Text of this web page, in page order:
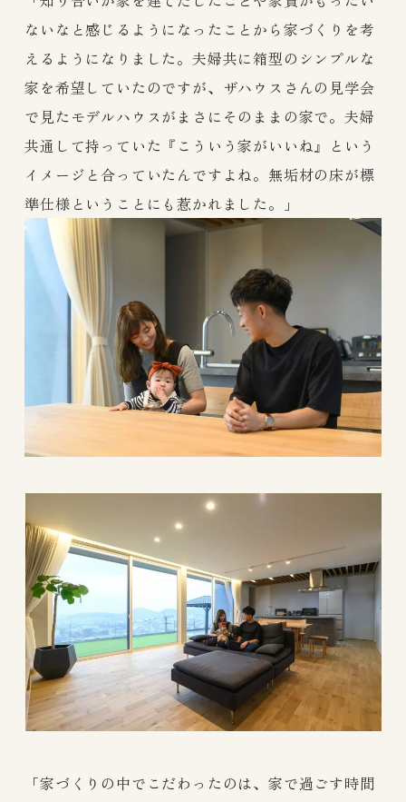
ないなと感じるようになったことから家づくりを考
えるようになりました。夫婦共に箱型のシンプルな
家を希望していたのですが、ザハウスさんの見学会
で見たモデルハウスがまさにそのままの家で。夫婦
共通して持っていた『こういう家がいいね』という
イメージと合っていたんですよね。無垢材の床が標
準仕様ということにも惹かれました。」
「家づくりの中でこだわったのは、家で過ごす時間